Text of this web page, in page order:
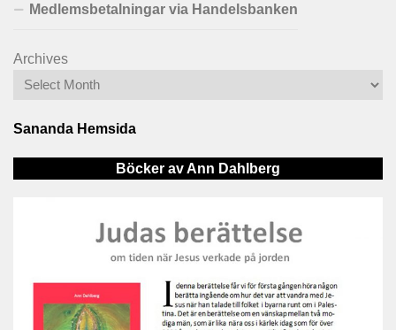
Medlemsbetalningar via Handelsbanken
Archives
Sananda Hemsida
Böcker av Ann Dahlberg